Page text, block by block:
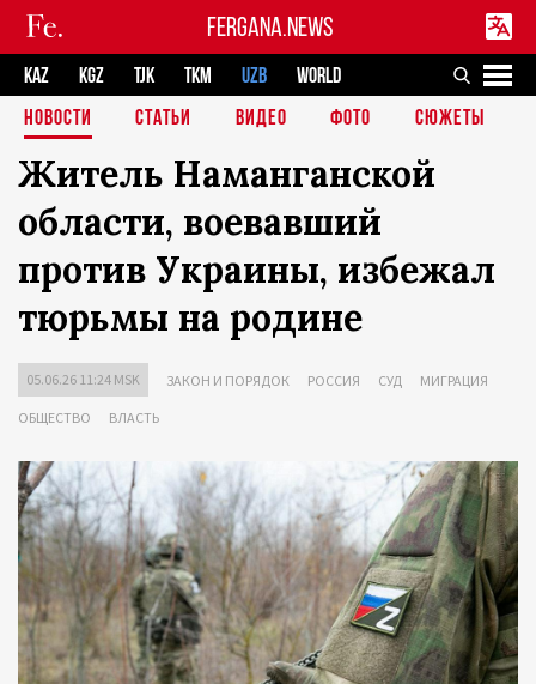
FERGANA.NEWS
KAZ KGZ TJK TKM UZB
WORLD
НОВОСТИ
СТАТЬИ ВИДЕО ФОТО СЮЖЕТЫ
Житель Наманганской
области, воевавший
против Украины, избежал
тюрьмы на родине
05.06.26 11:24 MSK ЗАКОН И ПОРЯДОК РОССИЯ СУД МИГРАЦИЯ
ОБЩЕСТВО ВЛАСТЬ